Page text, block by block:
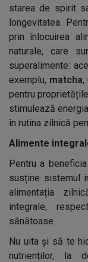
starea de spirit
longevitatea.
prin înlocuirea
naturale, care
superalimente:
exemplu, matcha,
pentru
stimulează
în rutina zilnică
Alimente
Pentru a
susține sistemul
alimentația
integrale,
sănătoase.
Nu uita și să te
nutrienților, la